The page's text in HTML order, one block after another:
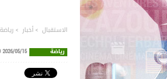
الاستقبال >أخبار > رياضة
رياضة 2026/05/15 19:00